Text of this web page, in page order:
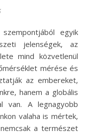
jelenségek, az
mind közvetlenül
mérése és
az embereket,
hanem a globális
van. A legnagyobb
valaha is mértek,
a természet